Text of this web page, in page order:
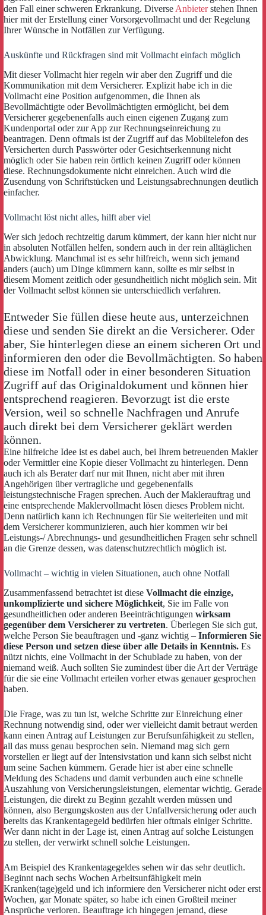
den Fall einer schweren Erkrankung. Diverse Anbieterstehen Ihnen
hier mit der Erstellung einer Vorsorgevollmacht und der Regelung
Ihrer Wünsche in Notfällen zur Verfügung.
Auskünfte und Rückfragen sind mit Vollmacht einfach möglich
Mit dieser Vollmacht hier regeln wir aber den Zugriff und die
Kommunikation mit dem Versicherer. Explizit habe ich in die
Vollmacht eine Position aufgenommen, die Ihnen als
Bevollmächtigte oder Bevollmächtigten ermöglicht, bei dem
Versicherer gegebenenfalls auch einen eigenen Zugang zum
Kundenportal oder zur App zur Rechnungseinreichung zu
beantragen. Denn oftmals ist der Zugriff auf das Mobiltelefon des
Versicherten durch Passwörter oder Gesichtserkennung nicht
möglich oder Sie haben rein örtlich keinen Zugriff oder können
diese. Rechnungsdokumente nicht einreichen. Auch wird die
Zusendung von Schriftstücken und Leistungsabrechnungen deutlich
einfacher.
Vollmacht löst nicht alles, hilft aber viel
Wer sich jedoch rechtzeitig darum kümmert, der kann hier nicht nur
in absoluten Notfällen helfen, sondern auch in der rein alltäglichen
Abwicklung. Manchmal ist es sehr hilfreich, wenn sich jemand
anders (auch) um Dinge kümmern kann, sollte es mir selbst in
diesem Moment zeitlich oder gesundheitlich nicht möglich sein. Mit
der Vollmacht selbst können sie unterschiedlich verfahren.
Entweder Sie füllen diese heute aus, unterzeichnen
diese und senden Sie direkt an die Versicherer. Oder
aber, Sie hinterlegen diese an einem sicheren Ort und
informieren den oder die Bevollmächtigten. So haben
diese im Notfall oder in einer besonderen Situation
Zugriff auf das Originaldokument und können hier
entsprechend reagieren. Bevorzugt ist die erste
Version, weil so schnelle Nachfragen und Anrufe
auch direkt bei dem Versicherer geklärt werden
können.
Eine hilfreiche Idee ist es dabei auch, bei Ihrem betreuenden Makler
oder Vermittler eine Kopie dieser Vollmacht zu hinterlegen. Denn
auch ich als Berater darf nur mit Ihnen, nicht aber mit ihren
Angehörigen über vertragliche und gegebenenfalls
leistungstechnische Fragen sprechen. Auch der Maklerauftrag und
eine entsprechende Maklervollmacht lösen dieses Problem nicht.
Denn natürlich kann ich Rechnungen für Sie weiterleiten und mit
dem Versicherer kommunizieren, auch hier kommen wir bei
Leistungs-/ Abrechnungs- und gesundheitlichen Fragen sehr schnell
an die Grenze dessen, was datenschutzrechtlich möglich ist.
Vollmacht – wichtig in vielen Situationen, auch ohne Notfall
Zusammenfassend betrachtet ist diese Vollmacht die einzige,
unkomplizierte und sichere Möglichkeit, Sie im Falle von
gesundheitlichen oder anderen Beeinträchtigungen wirksam
gegenüber dem Versicherer zu vertreten. Überlegen Sie sich gut,
welche Person Sie beauftragen und -ganz wichtig – Informieren Sie
diese Person und setzen diese über alle Details in Kenntnis. Es
nützt nichts, eine Vollmacht in der Schublade zu haben, von der
niemand weiß. Auch sollten Sie zumindest über die Art der Verträge
für die sie eine Vollmacht erteilen vorher etwas genauer gesprochen
haben.
Die Frage, was zu tun ist, welche Schritte zur Einreichung einer
Rechnung notwendig sind, oder wer vielleicht damit betraut werden
kann einen Antrag auf Leistungen zur Berufsunfähigkeit zu stellen,
all das muss genau besprochen sein. Niemand mag sich gern
vorstellen er liegt auf der Intensivstation und kann sich selbst nicht
um seine Sachen kümmern. Gerade hier ist aber eine schnelle
Meldung des Schadens und damit verbunden auch eine schnelle
Auszahlung von Versicherungsleistungen, elementar wichtig. Gerade
Leistungen, die direkt zu Beginn gezahlt werden müssen und
können, also Bergungskosten aus der Unfallversicherung oder auch
bereits das Krankentagegeld bedürfen hier oftmals einiger Schritte.
Wer dann nicht in der Lage ist, einen Antrag auf solche Leistungen
zu stellen, der verwirkt schnell solche Leistungen.
Am Beispiel des Krankentagegeldes sehen wir das sehr deutlich.
Beginnt nach sechs Wochen Arbeitsunfähigkeit mein
Kranken(tage)geld und ich informiere den Versicherer nicht oder erst
Wochen, gar Monate später, so habe ich einen Großteil meiner
Ansprüche verloren. Beauftrage ich hingegen jemand, diese